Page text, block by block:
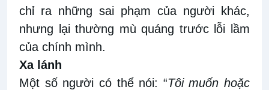
chỉ ra những sai phạm của người khác,
nhưng lại thường mù quáng trước lỗi lầm
của chính mình.
Xalánh
Một số người có thể nói: “Tôi muốn hoặc